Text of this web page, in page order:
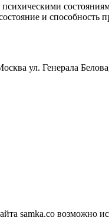
и
ул. Генерала
samka.co возможно